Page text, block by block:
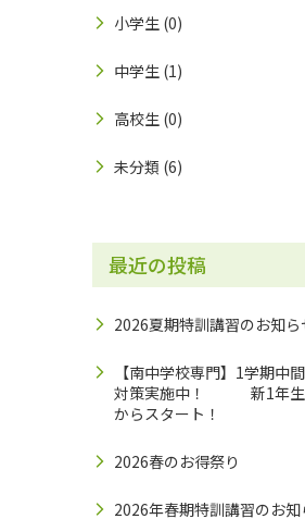
小学生 (0)
中学生 (1)
高校生 (0)
未分類 (6)
最近の投稿
2026夏期特訓講習のお知ら
【南中学校専門】1学期中
対策実施中！ 新1年生
からスタート！
2026春のお得祭り
2026年春期特訓講習のお知